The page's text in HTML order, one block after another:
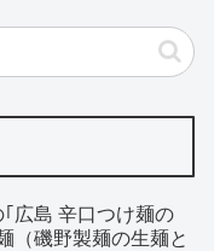
広島 辛口つけ麺の
（磯野製麺の生麺と